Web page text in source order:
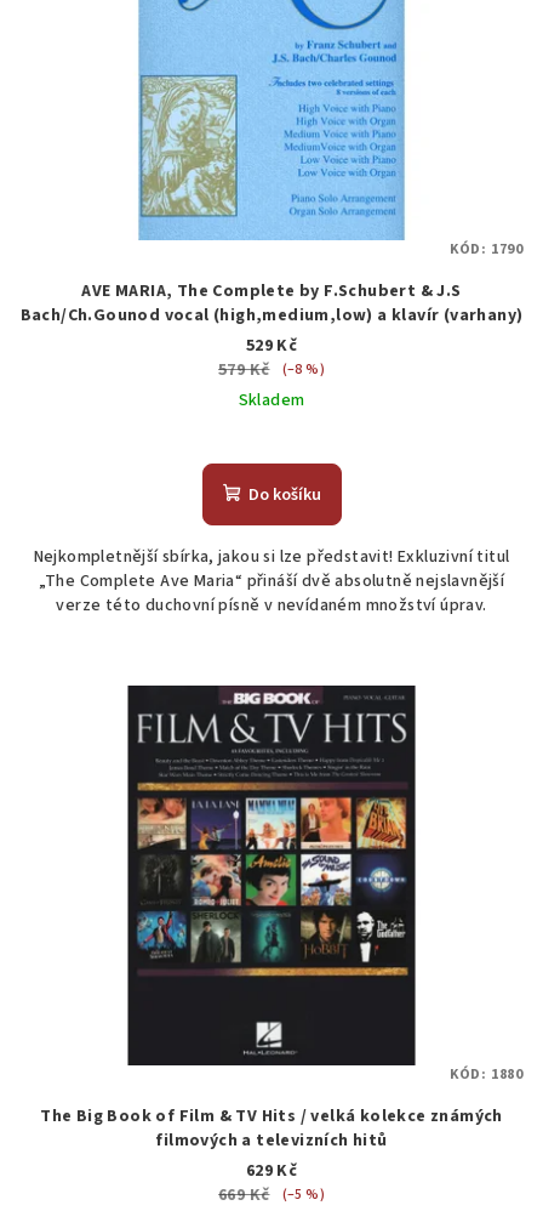
AVE MARIA, The Complete by F.Schubert & J.S
Bach/Ch.Gounod vocal (high,medium,low) a klavír (varhany)
529 Kč
579 Kč
(–8 %)
Skladem
Do košíku
Nejkompletnější sbírka, jakou si lze představit! Exkluzivní titul
„The Complete Ave Maria“ přináší dvě absolutně nejslavnější
verze této duchovní písně v nevídaném množství úprav.
KÓD: 1790
The Big Book of Film & TV Hits / velká kolekce známých
filmových a televizních hitů
629 Kč
669 Kč
(–5 %)
KÓD: 1880